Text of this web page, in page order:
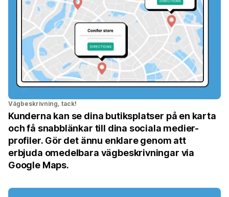
Vägbeskrivning, tack!
Kunderna kan se dina butiksplatser på en karta
och få snabblänkar till dina sociala medier-
profiler. Gör det ännu enklare genom att
erbjuda omedelbara vägbeskrivningar via
Google Maps.